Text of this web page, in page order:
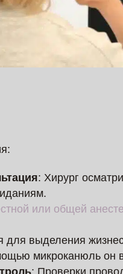
: Хирург
или общей
для выделения
микроканюль он